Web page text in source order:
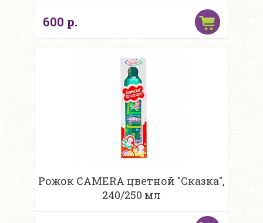
600 р.
Рожок CAMERA цветной "Сказка",
240/250 мл